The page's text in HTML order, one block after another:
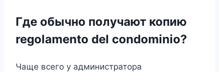
Где обычно получают копию
regolamento del condominio?
Чаще всего у администратора